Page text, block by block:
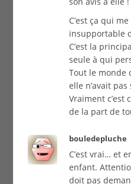
C’est ça qui
insupportable
C’est la
seule à qui
Tout le monde
elle n’avait
Vraiment c’est
de la part de
bouledepluche
C’est vrai… et
enfant.
doit pas